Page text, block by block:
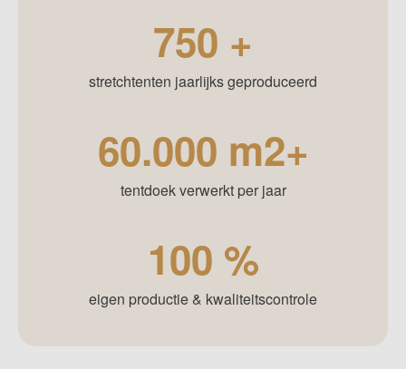
750 +
stretchtenten jaarlijks geproduceerd
60.000 m2+
tentdoek verwerkt per jaar
100 %
eigen productie & kwaliteitscontrole